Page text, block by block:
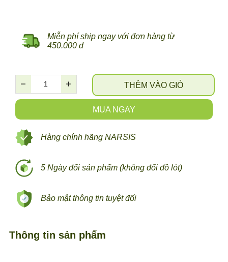
MUA NGAY
THÊM VÀO GIỎ
Miễn phí ship ngay với đơn hàng từ
450.000 đ
5 Ngày đổi sản phẩm (không đổi đồ lót)
Bảo mật thông tin tuyệt đối
Hàng chính hãng NARSIS
Thông tin sản phẩm